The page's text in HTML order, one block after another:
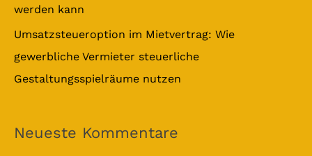
werden kann
Umsatzsteueroption im Mietvertrag: Wie
gewerbliche Vermieter steuerliche
Gestaltungsspielräume nutzen
Neueste Kommentare